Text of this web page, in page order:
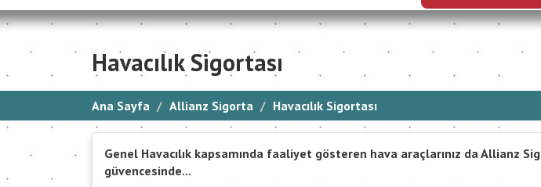
Havacılık Sigortası
Ana Sayfa Allianz Sigorta Havacılık Sigortası
Genel Havacılık kapsamında faaliyet gösteren hava araçlarınız da Allianz
güvencesinde...